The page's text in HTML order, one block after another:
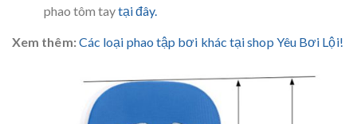
phao tôm taytại đây.
Xem thêm:Các loại phao tập bơi khác tại shop Yêu Bơi Lội!